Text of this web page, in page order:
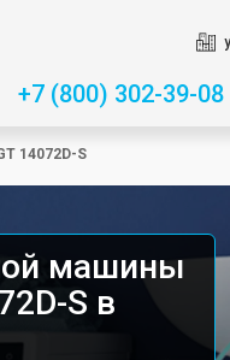
+7 (800) 302-39-08
14072D-S
машины
S в